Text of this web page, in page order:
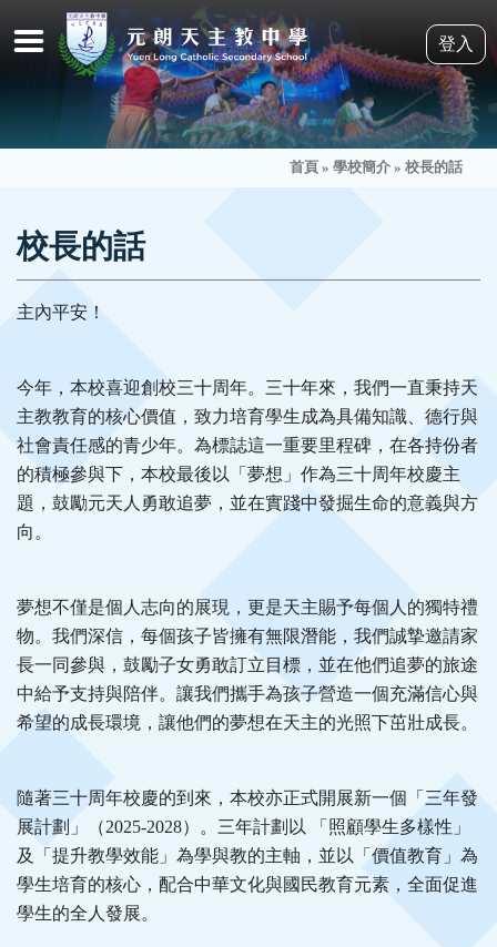
登入
首頁 » 學校簡介 » 校長的話
校長的話
主內平安！
今年，本校喜迎創校三十周年。三十年來，我們一直秉持天
主教教育的核心價值，致力培育學生成為具備知識、德行與
社會責任感的青少年。為標誌這一重要里程碑，在各持份者
的積極參與下，本校最後以「夢想」作為三十周年校慶主
題，鼓勵元天人勇敢追夢，並在實踐中發掘生命的意義與方
向。
夢想不僅是個人志向的展現，更是天主賜予每個人的獨特禮
物。我們深信，每個孩子皆擁有無限潛能，我們誠摯邀請家
長一同參與，鼓勵子女勇敢訂立目標，並在他們追夢的旅途
中給予支持與陪伴。讓我們攜手為孩子營造一個充滿信心與
希望的成長環境，讓他們的夢想在天主的光照下茁壯成長。
隨著三十周年校慶的到來，本校亦正式開展新一個「三年發
展計劃」（2025-2028）。三年計劃以 「照顧學生多樣性」
及「提升教學效能」為學與教的主軸，並以「價值教育」為
學生培育的核心，配合中華文化與國民教育元素，全面促進
學生的全人發展。